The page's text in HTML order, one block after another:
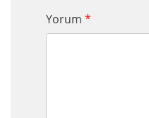
Yorum *